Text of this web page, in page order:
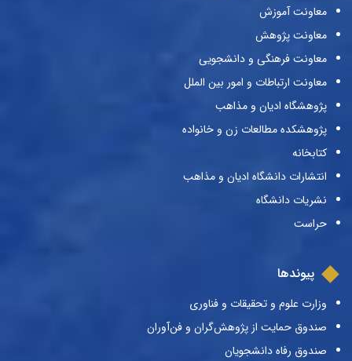
معاونت آموزش
معاونت پژوهش
معاونت فرهنگی و دانشجویی
معاونت ارتباطات و امور بین الملل
پژوهشگاه ادیان و مذاهب
پژوهشکده مطالعات زن و خانواده
کتابخانه
انتشارات دانشگاه ادیان و مذاهب
نشریات دانشگاه
حراست
پیوندها
وزارت علوم و تحقیقات و فناوری
صندوق حمایت از پژوهش‌گران و فن‌آوران
صندوق رفاه دانشجویان